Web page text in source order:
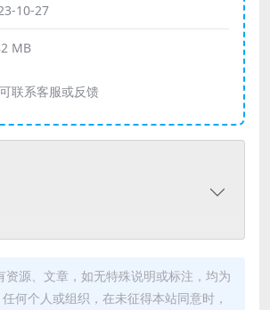
10-27
MB
联系客服或反馈
资源、文章，如无特殊说明或标注，均为
何个人或组织，在未征得本站同意时，